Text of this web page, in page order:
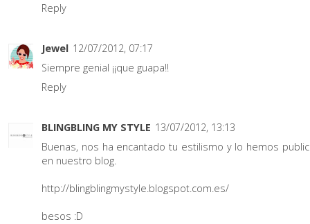
Reply
Jewel 12/07/2012, 07:17
Siempre genial ¡¡que guapa!!
Reply
BLINGBLING MY STYLE 13/07/2012, 13:13
Buenas, nos ha encantado tu estilismo y lo hemos
en nuestro blog.
http://blingblingmystyle.blogspot.com.es/
besos :D